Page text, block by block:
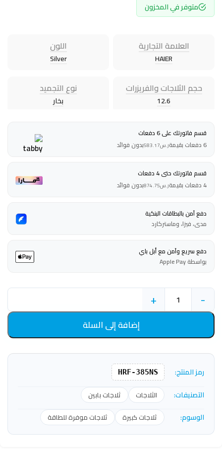
متوفر في المخزون
العلامة التجارية
HAIER
اللون
Silver
حجم الثلاجات والفريزرات
12.6
نوع التجميد
بخار
قسم فاتورتك على 6 دفعات
6 دفعات بقيمة
ر.س583.17بدون فوائد
قسم فاتورتك حتى 4 دفعات
4 دفعات بقيمة
ر.س874.75بدون فوائد
دفع آمن بالبطاقات البنكية
مدى، فيزا، وماستركارد
دفع سريع وآمن مع أبل باي
بواسطة Apple Pay
-
+
إضافة إلى السلة
رمز المنتج: HRF-385NS
التصنيفات: الثلاجات ثلاجات بابين
الوسوم: ثلاجات كبيرة ثلاجات موفرة للطاقة